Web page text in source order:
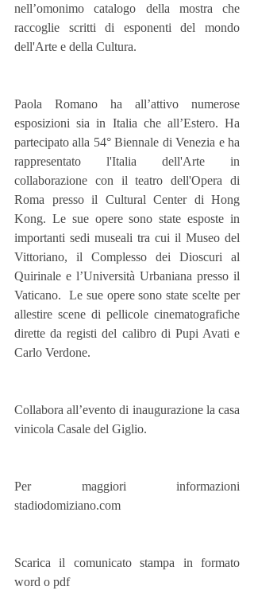
nell’omonimo catalogo della mostra che
raccoglie scritti di esponenti del mondo
dell'Arte e della Cultura.
Paola Romano ha all’attivo numerose
esposizioni sia in Italia che all’Estero. Ha
partecipato alla 54° Biennale di Venezia e ha
rappresentato l'Italia dell'Arte in
collaborazione con il teatro dell'Opera di
Roma presso il Cultural Center di Hong
Kong. Le sue opere sono state esposte in
importanti sedi museali tra cui il Museo del
Vittoriano, il Complesso dei Dioscuri al
Quirinale e l’Università Urbaniana presso il
Vaticano.  Le sue opere sono state scelte per
allestire scene di pellicole cinematografiche
dirette da registi del calibro di Pupi Avati e
Carlo Verdone.
Collabora all’evento di inaugurazione la casa
vinicola Casale del Giglio.
Per maggiori informazioni
stadiodomiziano.com
Scarica il comunicato stampa in formato
word o pdf